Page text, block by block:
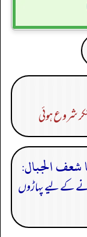
شروع ہوئی
کے لیے پہاڑوں